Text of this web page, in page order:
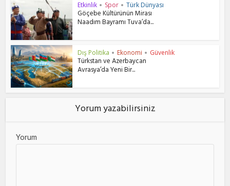
Etkinlik • Spor • Türk Dünyası
Göçebe Kültürünün Mirası
Naadım Bayramı Tuva’da...
Dış Politika • Ekonomi • Güvenlik
Türkstan ve Azerbaycan
Avrasya’da Yeni Bir...
Yorum yazabilirsiniz
Yorum